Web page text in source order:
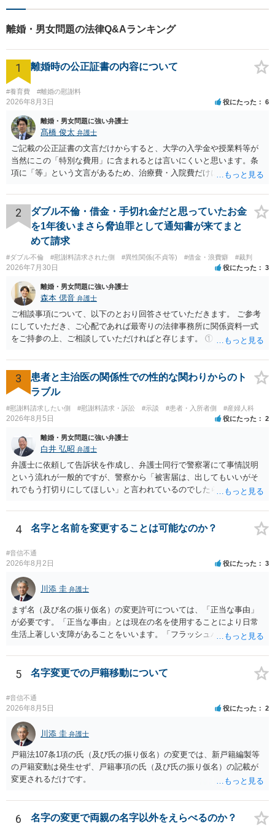
費は、お子さんが成人するまでの長期間にわたるものですので、途中で支払
いが遅れたときに相手の財産が差押えできるよう、調停や公正証書で取り決
離婚・男女問題の法律Q&Aランキング
1 離婚時の公正証書の内容について
#養育費 #離婚の慰謝料
2026年8月3日 役にたった 6
離婚・男女問題に強い弁護士
髙橋 俊太 弁護士
ご記載の公正証書の文言だけからすると、大学の入学金や授業料等が
当然にこの「特別な費用」に含まれるとは言いにくいと思います。条
項に「等」という文言があるため、治療費・入院費だけに限定される
れていますので、通常は、病気や事故によって臨時に必要となった医
療費その他これに類する特別支出を念頭に置いた条項と読むのが自然
です。したがって、大学の入学金、授業料、受験費用などの教育費に
ついてまで、「この条項があるから当然に半額を請求できる」とまで
は言いにくいと思われます。なお、通常、大学進学費用をどこまで負
担すべきかについては、離婚時の合意内容のほか、子どもの年齢、大
学進学についての父母の認識、父母の学歴・収入・資産状況、進学先
や費用などを踏まえて個別に検討することになります。公正証書の他
の条項において、養育費の終期についてどのように定められている
か、大学進学に関する定めの有無、「教育費」「進学費用」に関する
定めの有無等について確認する必要があると考えられます。
2
ダブル不倫・借金・手切れ金だと思っていたお金
を1年後いまさら脅迫罪として通知書が来てまと
めて請求
#ダブル不倫 #慰謝料請求された側 #異性関係(不貞等) #借金・浪費癖 #裁判
2026年7月30日 役にたった 3
離婚・男女問題に強い弁護士
森本 偲音 弁護士
ご相談事項について、以下のとおり回答させていただきます。 ご参考
にしていただき、ご心配であれば最寄りの法律事務所に関係資料一式
をご持参の上、ご相談していただければと存じます。 ① このLINEの
される可能性はあるのか ⇒LINEを含む１００万円の貸付に至るまでの
やり取り等の経緯、誓約書の内容等を踏まえて、関係を清算するため
の 金銭であったと評価される可能性はあると考えます。 ② 「今後一
切関与しないなら100万円振り込む」というLINEや誓約書は、裁判上
どの程度証拠価値があるのか ⇒前後のやり取りや誓約書の具体的内容
を見ない限り、具体的な判断はできませんが、一定の証拠価値はある
と考えます。 ③ 借用書があっても、後から100万円を貸付扱いに変更
することは認められるのか。 ⇒おそらく１００万円は不当利得（受け
取る正当な権利がないのに利益を取得した）として返還請求されてい
るものかと推察しますので、 貸金返還ではないかと存じます。 ④ 私
は現在、収入も不安定で貯金もなくリボ払い借金が既に約100万あり。
今年に再婚したが主人はお金に厳しい為、一括で220万円を支払う事は
困難 仮に裁判で敗訴した場合でも、分割払いになる可能性はあります
か。 ⇒判決となり敗訴してしまった場合は、強制執行により不動産等
の財産を差し押さえられ、そこから債権回収が図られることになりま
いにより支払うことも十分可能です。 ⑤ このような事情であれば、私
識を前提にすれば、１００万円も含めて返済する必要はないと考えら
れるため、 120万円のみについて交渉を続けることがベターかと存じ
ます。
3
患者と主治医の関係性での性的な関わりからのト
ラブル
#慰謝料請求したい側 #慰謝料請求・訴訟 #示談 #患者・入所者側 #産婦人科
2026年8月5日 役にたった 2
離婚・男女問題に強い弁護士
白井 弘昭 弁護士
弁護士に依頼して告訴状を作成し、弁護士同行で警察署にて事情説明
という流れが一般的ですが、警察から「被害届は、出してもいいがそ
れでもう打切りにしてほしい」と言われているのでしたら、あまり結
検察庁に訴えるのもありかもしれないですが、実際に捜査をするの
は、結局所轄だと思われますので、やはり結論は変わらないかもしれ
ないです。 一度、最寄りの「刑事に強い」とうたっている弁護士に相
談してみてはいかがでしょうか。 以上、ご参考まで。
4 名字と名前を変更することは可能なのか？
#音信不通
2026年8月2日 役にたった 3
川添 圭 弁護士
まず名（及び名の振り仮名）の変更許可については、「正当な事由」
が必要です。「正当な事由」とは現在の名を使用することにより日常
生活上著しい支障があることをいいます。「フラッシュバック」とい
きわめて重要になりますので、医師の診断書の記載が重要です（医学
的裏付けがない場合、もっぱら主観的な主張であるとして変更が許可
されません）。 診断書は単に病名の記載では足りず、その症状の発生
原因となった事実と、当該症状が医学的に裏付けられること、そして
その発生原因及び症状が現在の名を使用していることに関連している
こと、といった説明がなされているのが望ましい（むしろ必要）でし
ょう。 ただし、もし上記の理由の主張が難しい場合でも、一定期間通
称名を使用して、その後にいわゆる永年使用を理由とする許可申立て
を選択すれば、比較的緩やかに認められます。 氏の変更については、
本件では、(1)子の氏の変更許可（民法791条1項）と、(2)戸籍法107条1
項の氏の変更許可の2種類が考えられます。 (1)については、ご両親が
父の氏を称したいというケースが多い）。法律上は特に明文の要件が
5 名字変更での戸籍移動について
#音信不通
2026年8月5日 役にたった 2
川添 圭 弁護士
戸籍法107条1項の氏（及び氏の振り仮名）の変更では、新戸籍編製等
の戸籍変動は発生せず、戸籍事項の氏（及び氏の振り仮名）の記載が
変更されるだけです。
6 名字の変更で両親の名字以外をえらべるのか？